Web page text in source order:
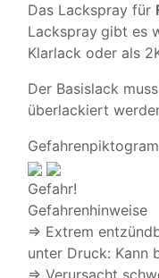
Das Lackspray für
Lackspray gibt es
Klarlack oder als
Der Basislack
überlackiert
Gefahr!
Gefahrenhinweise
⇒ Extrem
unter Druck: Kann